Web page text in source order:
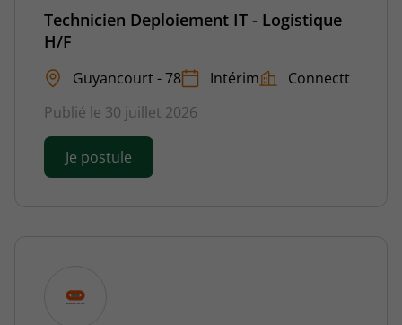
Technicien Deploiement IT - Logistique
H/F
Guyancourt - 78 Intérim
Connectt
Publié le 30 juillet 2026
Je postule